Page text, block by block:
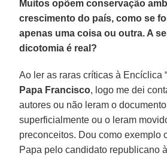
Muitos opõem conservação
crescimento do país, como se
apenas uma coisa ou outra. A
dicotomia é real?
Ao ler as raras críticas à Encíclica “
Papa Francisco, logo me dei
autores ou não leram o
superficialmente ou o leram
preconceitos. Dou como exemplo
Papa pelo candidato republicano